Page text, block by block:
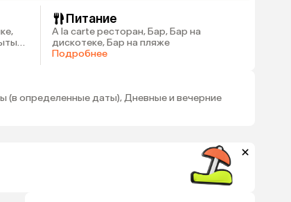
и
Питание
А la carte ресторан, Бар, Бар на
дискотеке, Бар на пляже
Подробнее
(в определенные даты), Дневные и вечерние